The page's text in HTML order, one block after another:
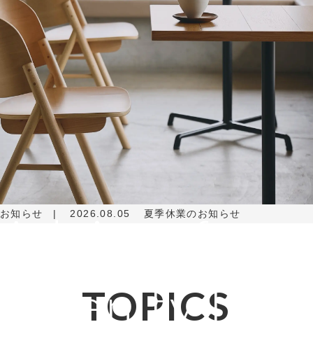
採用情報
Japanese
Adviser for
Amenity Life
お知らせ 2026.08.05 夏季休業のお知らせ
TOPICS